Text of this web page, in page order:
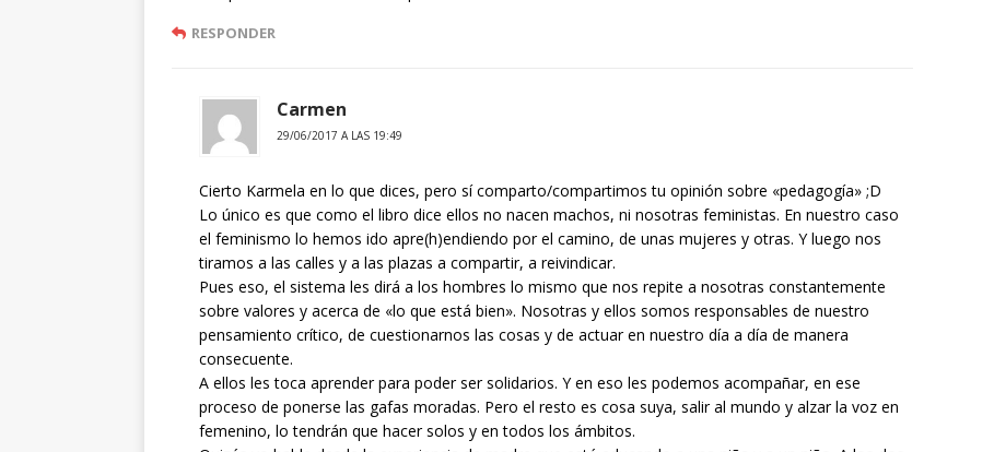
RESPONDER
Carmen
29/06/2017 A LAS 19:49
Cierto Karmela en lo que dices, pero sí comparto/compartimos tu opinión sobre «pedagogía» ;D
Lo único es que como el libro dice ellos no nacen machos, ni nosotras feministas. En nuestro caso
el feminismo lo hemos ido apre(h)endiendo por el camino, de unas mujeres y otras. Y luego nos
tiramos a las calles y a las plazas a compartir, a reivindicar.
Pues eso, el sistema les dirá a los hombres lo mismo que nos repite a nosotras constantemente
sobre valores y acerca de «lo que está bien». Nosotras y ellos somos responsables de nuestro
pensamiento crítico, de cuestionarnos las cosas y de actuar en nuestro día a día de manera
consecuente.
A ellos les toca aprender para poder ser solidarios. Y en eso les podemos acompañar, en ese
proceso de ponerse las gafas moradas. Pero el resto es cosa suya, salir al mundo y alzar la voz en
femenino, lo tendrán que hacer solos y en todos los ámbitos.